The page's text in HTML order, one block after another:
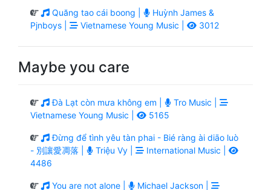
Quăng tao cái boong |
Huỳnh James &
Pjnboys |
Vietnamese Young Music | 3012
Maybe you care
Đà Lạt còn mưa không em |
Tro Music |
Vietnamese Young Music |
5165
Đừng để tình yêu tàn phai - Bié ràng ài diāo luò
- 別讓愛凋落 |
Triệu Vy |
International Music |
4486
You are not alone |
Michael Jackson |